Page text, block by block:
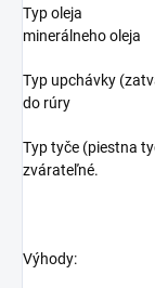
Typ oleja
minerálneho oleja
Typ upchávky
do rúry
Typ tyče
zvárateľné.
Výhody: